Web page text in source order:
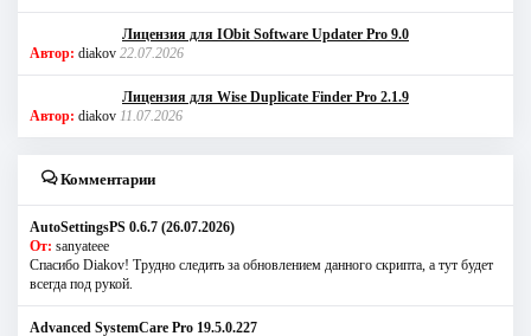
Лицензия для IObit Software Updater Pro 9.0
Автор: diakov 22.07.2026
Лицензия для Wise Duplicate Finder Pro 2.1.9
Автор: diakov 11.07.2026
Комментарии
AutoSettingsPS 0.6.7 (26.07.2026)
От: sanyateee
Спасибо Diakov! Трудно следить за обновлением данного скрипта, а тут будет
всегда под рукой.
Advanced SystemCare Pro 19.5.0.227